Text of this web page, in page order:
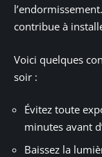
contribue à
Voici quelques
soir :
Évitez toute
minutes avant
Baissez la